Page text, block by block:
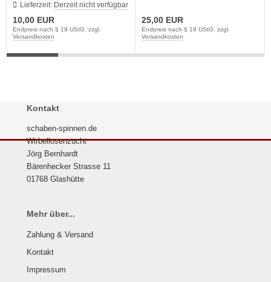
Lieferzeit: Derzeit nicht verfügbar
10,00 EUR
Endpreis nach § 19 UStG. zzgl.
Versandkosten
25,00 EUR
Endpreis nach § 19 UStG. zzgl.
Versandkosten
Kontakt
schaben-spinnen.de
Wirbellosenzucht
Jörg Bernhardt
Bärenhecker Strasse 11
01768 Glashütte
Mehr über...
Zahlung & Versand
Kontakt
Impressum